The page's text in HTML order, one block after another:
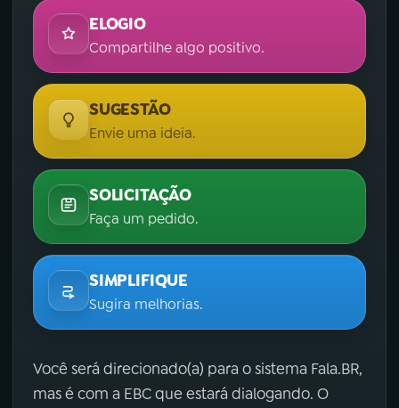
ELOGIO
Compartilhe algo positivo.
SUGESTÃO
Envie uma ideia.
SOLICITAÇÃO
Faça um pedido.
SIMPLIFIQUE
Sugira melhorias.
Você será direcionado(a) para o sistema Fala.BR,
mas é com a EBC que estará dialogando. O